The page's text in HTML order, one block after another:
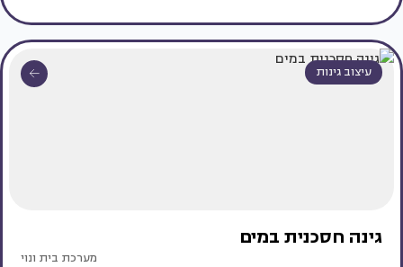
עיצוב גינות
גינה חסכנית במים
מערכת בית ונוי